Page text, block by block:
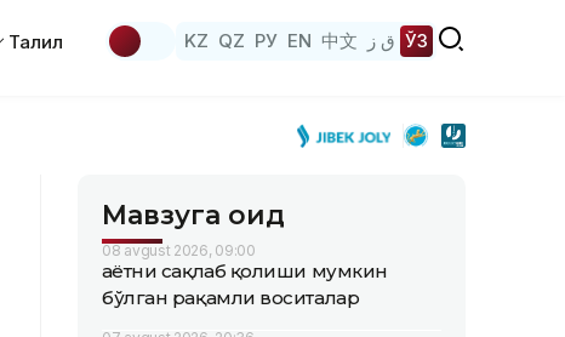
Таҳлил KZ QZ РУ EN 中文 ق ز ЎЗ
Мавзуга оид
08 avgust 2026, 09:00
Ҳаётни сақлаб қолиши мумкин
бўлган рақамли воситалар